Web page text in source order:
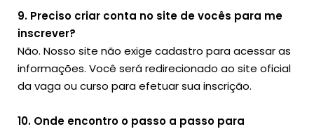
9. Preciso criar conta no site de vocês para me
inscrever?
Não. Nosso site não exige cadastro para acessar as
informações. Você será redirecionado ao site oficial
da vaga ou curso para efetuar sua inscrição.
10. Onde encontro o passo a passo para